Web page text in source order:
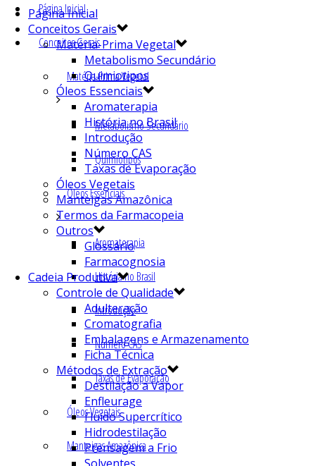
Página Inicial
Conceitos Gerais
Matéria-Prima Vegetal
Metabolismo Secundário
Quimiotipos
Óleos Essenciais
Aromaterapia
História no Brasil
Introdução
Número CAS
Taxas de Evaporação
Óleos Vegetais
Manteigas Amazônica
Página Inicial
Conceitos Gerais
Matéria-Prima Vegetal
Metabolismo Secundário
Quimiotipos
Óleos Essenciais
Aromaterapia
História no Brasil
Introdução
Número CAS
Taxas de Evaporação
Óleos Vegetais
Manteigas Amazônica
Termos da Farmacopeia
Outros
Glossário
Farmacognosia
Cadeia Produtiva
Controle de Qualidade
Adulteração
Cromatografia
Embalagens e Armazenamento
Ficha Técnica
Métodos de Extração
Destilação a Vapor
Enfleurage
Fluído Supercrítico
Hidrodestilação
Prensagem a Frio